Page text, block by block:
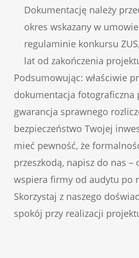
Dokumentację należy
okres wskazany w
regulaminie konkursu
lat od zakończenia
Podsumowując: właściwie
dokumentacja fotograficzna
gwarancja sprawnego
bezpieczeństwo Twojej
mieć pewność, że
przeszkodą, napisz do nas –
wspiera firmy od audytu po
Skorzystaj z naszego
spokój przy realizacji